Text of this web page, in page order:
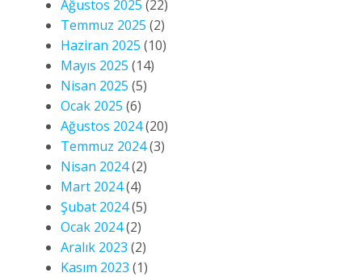
Ağustos 2025 (22)
Temmuz 2025 (2)
Haziran 2025 (10)
Mayıs 2025 (14)
Nisan 2025 (5)
Ocak 2025 (6)
Ağustos 2024(20)
Temmuz 2024(3)
Nisan 2024(2)
Mart 2024(4)
Şubat 2024(5)
Ocak 2024(2)
Aralık 2023 (2)
Kasım 2023 (1)